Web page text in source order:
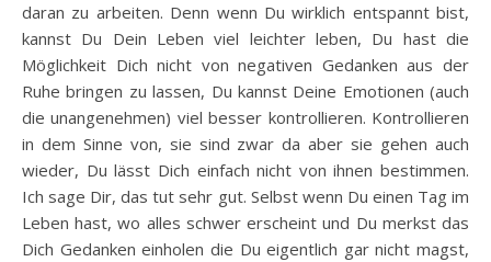
daran zu arbeiten. Denn wenn Du wirklich entspannt bist,
kannst Du Dein Leben viel leichter leben, Du hast die
Möglichkeit Dich nicht von negativen Gedanken aus der
Ruhe bringen zu lassen, Du kannst Deine Emotionen (auch
die unangenehmen) viel besser kontrollieren. Kontrollieren
in dem Sinne von, sie sind zwar da aber sie gehen auch
wieder, Du lässt Dich einfach nicht von ihnen bestimmen.
Ich sage Dir, das tut sehr gut. Selbst wenn Du einen Tag im
Leben hast, wo alles schwer erscheint und Du merkst das
Dich Gedanken einholen die Du eigentlich gar nicht magst,